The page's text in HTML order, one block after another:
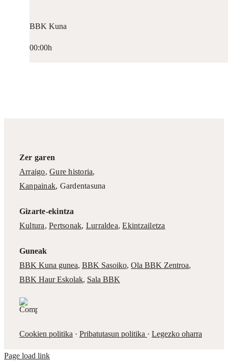
BBK Kuna
00:00h
Zer garen
Arraigo,Gure historia,
Kanpainak, Gardentasuna
Gizarte-ekintza
Kultura,Pertsonak, Lurraldea,Ekintzailetza
Guneak
BBK Kuna gunea, BBK Sasoiko, Ola BBK Zentroa,
BBK Haur Eskolak, Sala BBK
Cookien politika · Pribatutasun politika · Legezko oharra
Page load link